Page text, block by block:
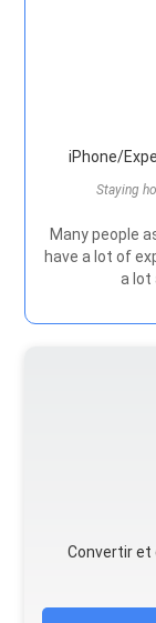
iPhone/
Staying
Many people
have a lot of
a lot
Convertir et